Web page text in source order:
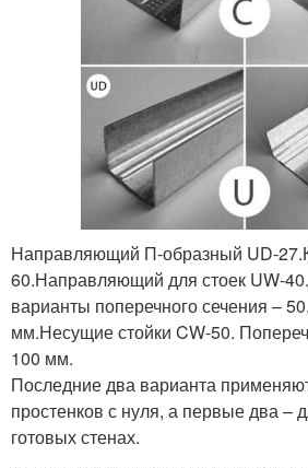
Направляющий П-образный UD-
60.Направляющий для стоек UW-
варианты поперечного сечения –
мм.Несущие стойки CW-50.
100 мм.
Последние два варианта
простенков с нуля, а первые два –
готовых стенах.